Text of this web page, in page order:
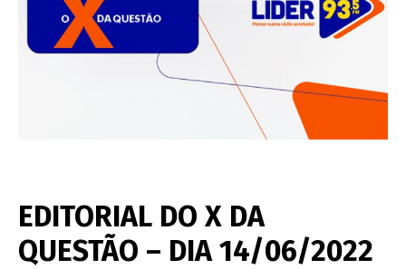
EDITORIAL DO X DA
QUESTÃO – DIA 14/06/2022